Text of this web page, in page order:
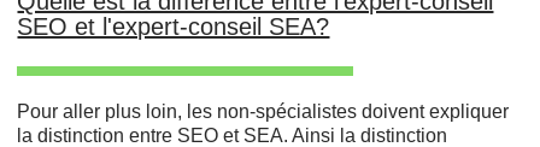
SEO et l'expert-conseil SEA?
Pour aller plus loin, les non-spécialistes doivent expliquer
la distinction entre SEO et SEA. Ainsi la distinction